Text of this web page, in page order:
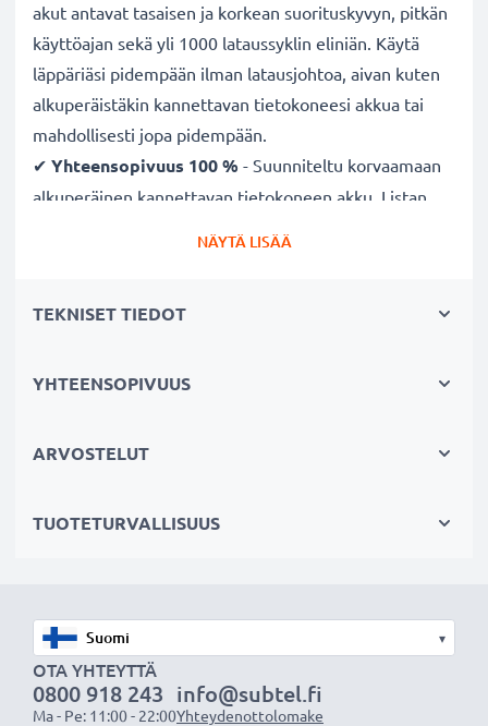
akut antavat tasaisen ja korkean suorituskyvyn, pitkän
käyttöajan sekä yli 1000 lataussyklin eliniän. Käytä
läppäriäsi pidempään ilman latausjohtoa, aivan kuten
alkuperäistäkin kannettavan tietokoneesi akkua tai
mahdollisesti jopa pidempään.
✔ Yhteensopivuus 100 % - Suunniteltu korvaamaan
alkuperäinen kannettavan tietokoneen akku. Listan
solut on testattu tarkkaan turvallisuuden
oikosulkua, ylikuumenemista ja ylijännitettä vastaan.
vuodesta 2004 lähtien. Tarvikeakkumme ovat
✔Säästä rahaa ja ympäristöä
kierrättämällä ja vähentämällä tarpeetonta jätettä.
30 päivän palautusoikeus. Osta nyt!
NÄYTÄ LISÄÄ
TEKNISET TIEDOT
YHTEENSOPIVUUS
ARVOSTELUT
TUOTETURVALLISUUS
▾
OTA YHTEYTTÄ
0800 918 243
Ma - Pe: 11:00 - 22:00
info@subtel.fi
Yhteydenottolomake